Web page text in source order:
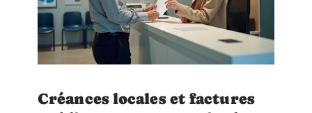
Créances locales et factures